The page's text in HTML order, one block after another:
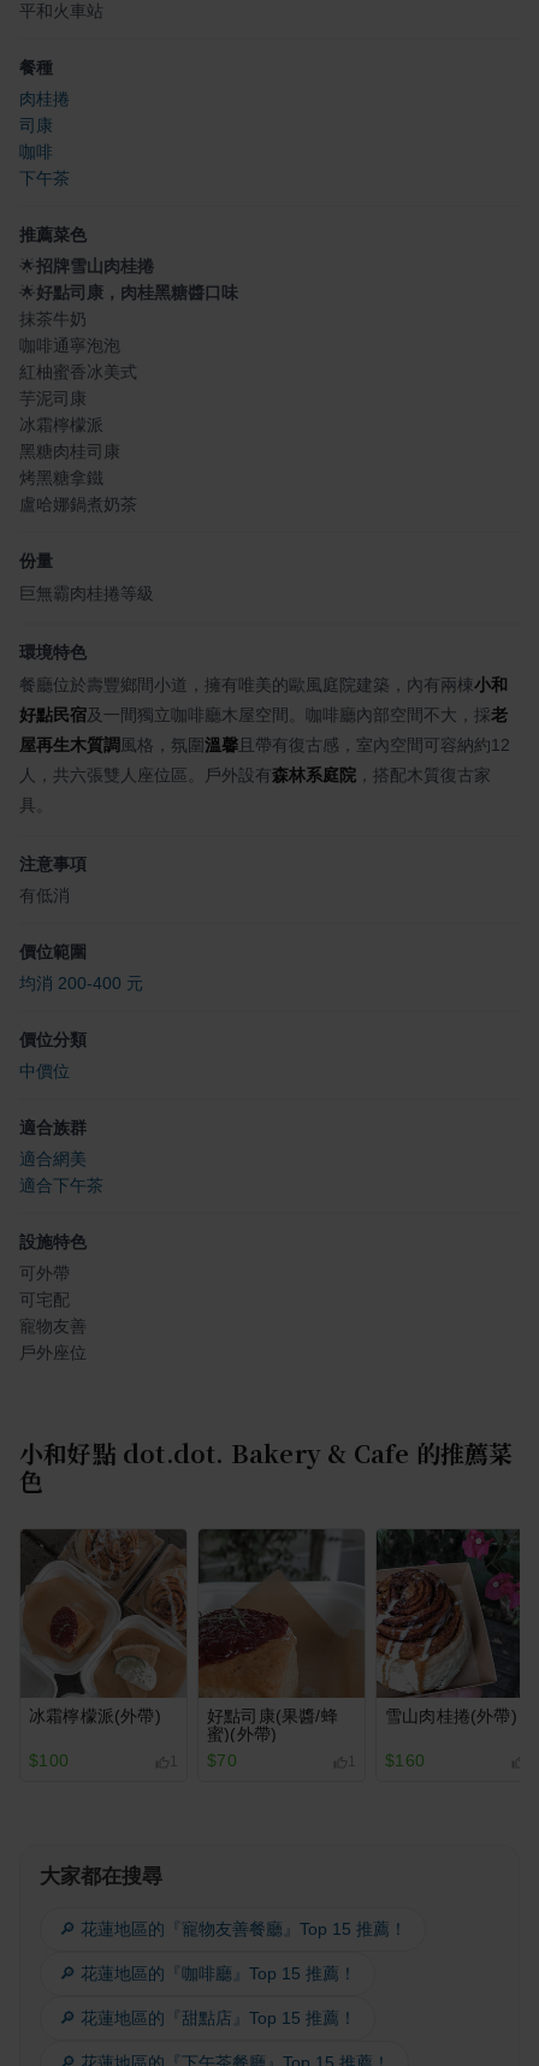
平和火車站
餐種
肉桂捲
司康
咖啡
下午茶
推薦菜色
🌟招牌雪山肉桂捲
🌟好點司康，肉桂黑糖醬口味
抹茶牛奶
咖啡通寧泡泡
紅柚蜜香冰美式
芋泥司康
冰霜檸檬派
黑糖肉桂司康
烤黑糖拿鐵
盧哈娜鍋煮奶茶
份量
巨無霸肉桂捲等級
環境特色
餐廳位於壽豐鄉間小道，擁有唯美的歐風庭院建築，內有兩棟小和
好點民宿及一間獨立咖啡廳木屋空間。咖啡廳內部空間不大，採老
屋再生木質調 風格，氛圍溫馨 且帶有復古感，室內空間可容納約12
人，共六張雙人座位區。戶外設有森林系庭院 ，搭配木質復古家
具。
注意事項
有低消
價位範圍
均消 200-400 元
價位分類
中價位
適合族群
適合網美
適合下午茶
設施特色
可外帶
可宅配
寵物友善
戶外座位
小和好點 dot.dot. Bakery & Cafe 的推薦菜
色
冰霜檸檬派(外帶)
$100
好點司康(果醬/蜂
蜜)(外帶)
$70
雪山肉桂捲(外帶)
$160
大家都在搜尋
🔎 花蓮地區的『寵物友善餐廳』Top 15 推薦！
🔎 花蓮地區的『咖啡廳』Top 15 推薦！
🔎 花蓮地區的『甜點店』Top 15 推薦！